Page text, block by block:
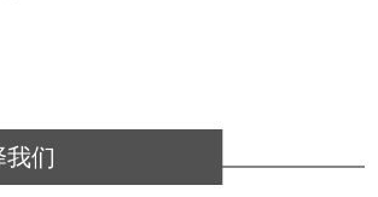
我们